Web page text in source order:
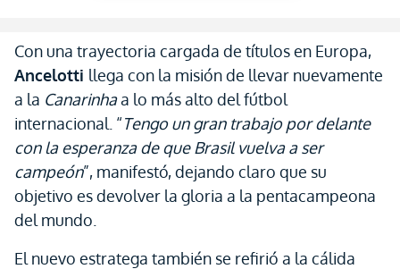
Con una trayectoria cargada de títulos en Europa,
Ancelotti llega con la misión de llevar nuevamente
a la Canarinhaa lo más alto del fútbol
internacional. “Tengo un gran trabajo por delante
con la esperanza de que Brasil vuelva a ser
campeón”, manifestó, dejando claro que su
objetivo es devolver la gloria a la pentacampeona
del mundo.
El nuevo estratega también se refirió a la cálida